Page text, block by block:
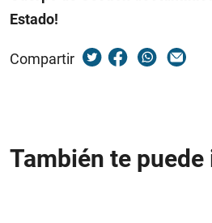
Estado!
Compartir
También te